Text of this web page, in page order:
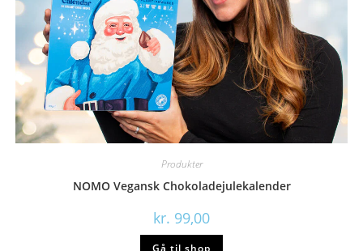
Produkter
NOMO Vegansk Chokoladejulekalender
kr. 99,00